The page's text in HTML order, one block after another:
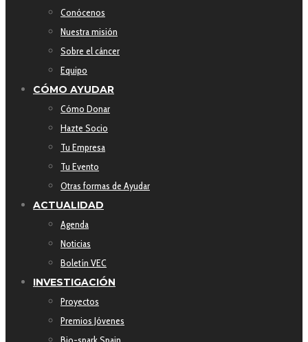
Conócenos
Nuestra misión
Sobre el cáncer
Equipo
CÓMO AYUDAR
Cómo Donar
Hazte Socio
Tu Empresa
Tu Evento
Otras formas de Ayudar
ACTUALIDAD
Agenda
Noticias
Boletín VEC
INVESTIGACIÓN
Proyectos
Premios Jóvenes